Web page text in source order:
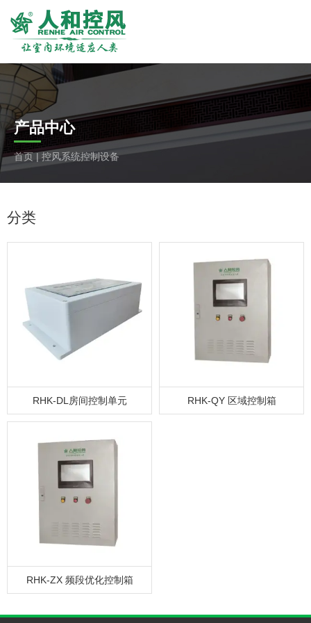
产品中心
首页| 控风系统控制设备
分类
RHK-DL房间控制单元 RHK-QY 区域控制箱
RHK-ZX 频段优化控制箱